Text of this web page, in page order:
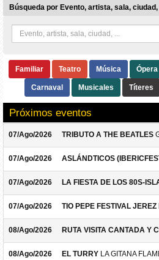
Búsqueda por Evento, artista, sala, ciudad,
Familiar Teatro Música Ópera
Carnaval Musicales Títeres
Próximos eventos
07/Ago/2026 TRIBUTO A THE BEATLES
07/Ago/2026 ASLÁNDTICOS
07/Ago/2026 LA FIESTA DE LOS 80S-
07/Ago/2026 TIO PEPE FESTIVAL JEREZ
08/Ago/2026 RUTA VISITA CANTADA Y
08/Ago/2026 EL TURRY LA GITANA